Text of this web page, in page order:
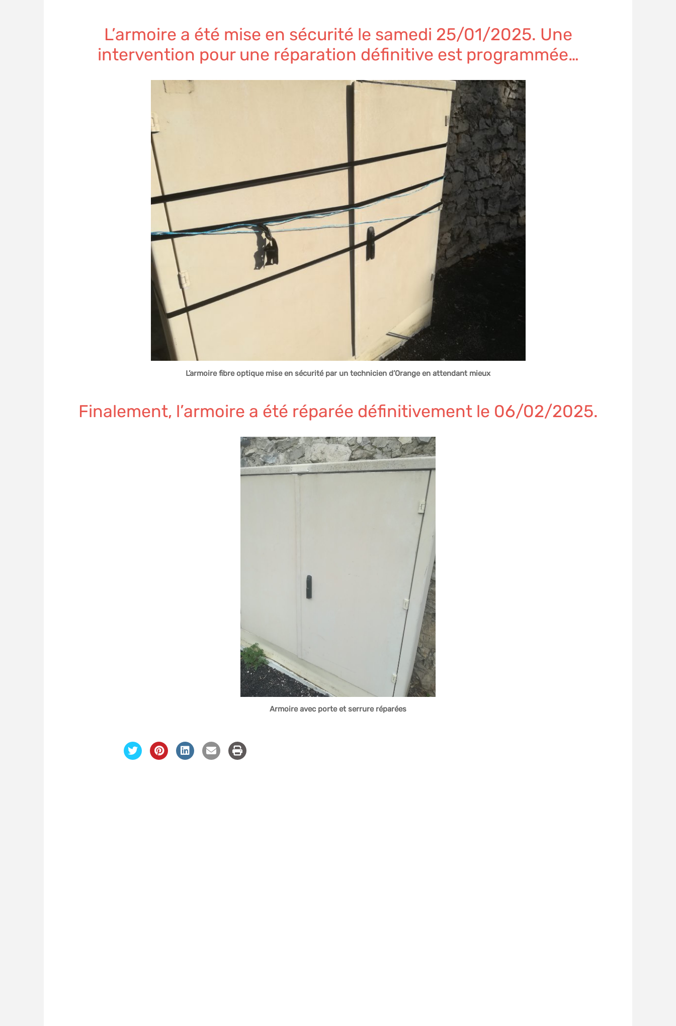
L’armoire a été mise en sécurité le samedi 25/01/2025. Une
intervention pour une réparation définitive est programmée…
L’armoire fibre optique mise en sécurité par un technicien d’Orange en attendant mieux
Finalement, l’armoire a été réparée définitivement le 06/02/2025.
Armoire avec porte et serrure réparées